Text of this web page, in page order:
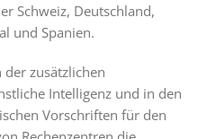
Schweiz, Deutschland,
und Spanien.
zusätzlichen
Intelligenz und in den
Vorschriften für den